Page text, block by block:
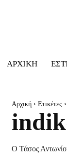
ΑΡΧΙΚΉ
Αρχική Ετικέτες
Ο Τάσος